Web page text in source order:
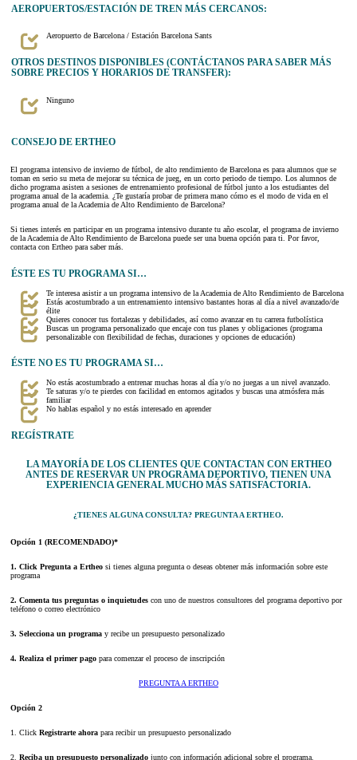
AEROPUERTOS/ESTACIÓN DE TREN MÁS CERCANOS:
Aeropuerto de Barcelona / Estación Barcelona Sants
OTROS DESTINOS DISPONIBLES (CONTÁCTANOS PARA SABER MÁS
SOBRE PRECIOS Y HORARIOS DE TRANSFER):
Ninguno
CONSEJO DE ERTHEO
El programa intensivo de invierno de fútbol, de alto rendimiento de Barcelona es para alumnos que se
toman en serio su meta de mejorar su técnica de jueg, en un corto periodo de tiempo. Los alumnos de
dicho programa asisten a sesiones de entrenamiento profesional de fútbol junto a los estudiantes del
programa anual de la academia. ¿Te gustaría probar de primera mano cómo es el modo de vida en el
programa anual de la Academia de Alto Rendimiento de Barcelona?
Si tienes interés en participar en un programa intensivo durante tu año escolar, el programa de invierno
de la Academia de Alto Rendimiento de Barcelona puede ser una buena opción para ti. Por favor,
contacta con Ertheo para saber más.
ÉSTE ES TU PROGRAMA SI…
Te interesa asistir a un programa intensivo de la Academia de Alto Rendimiento de Barcelona
Estás acostumbrado a un entrenamiento intensivo bastantes horas al día a nivel avanzado/de
élite
Quieres conocer tus fortalezas y debilidades, así como avanzar en tu carrera futbolística
Buscas un programa personalizado que encaje con tus planes y obligaciones (programa
personalizable con flexibilidad de fechas, duraciones y opciones de educación)
ÉSTE NO ES TU PROGRAMA SI…
No estás acostumbrado a entrenar muchas horas al día y/o no juegas a un nivel avanzado.
Te saturas y/o te pierdes con facilidad en entornos agitados y buscas una atmósfera más
familiar
No hablas español y no estás interesado en aprender
REGÍSTRATE
LA MAYORÍA DE LOS CLIENTES QUE CONTACTAN CON ERTHEO
ANTES DE RESERVAR UN PROGRAMA DEPORTIVO, TIENEN UNA
EXPERIENCIA GENERAL MUCHO MÁS SATISFACTORIA.
¿TIENES ALGUNA CONSULTA? PREGUNTA A ERTHEO.
Opción 1 (RECOMENDADO)*
1. Click Pregunta a Ertheo si tienes alguna pregunta o deseas obtener más información sobre este
programa
2. Comenta tus preguntas o inquietudes con uno de nuestros consultores del programa deportivo por
teléfono o correo electrónico
3. Selecciona un programa y recibe un presupuesto personalizado
4. Realiza el primer pago para comenzar el proceso de inscripción
PREGUNTA A ERTHEO
Opción 2
1. Click Registrarte ahora para recibir un presupuesto personalizado
2. Reciba un presupuesto personalizado junto con información adicional sobre el programa.